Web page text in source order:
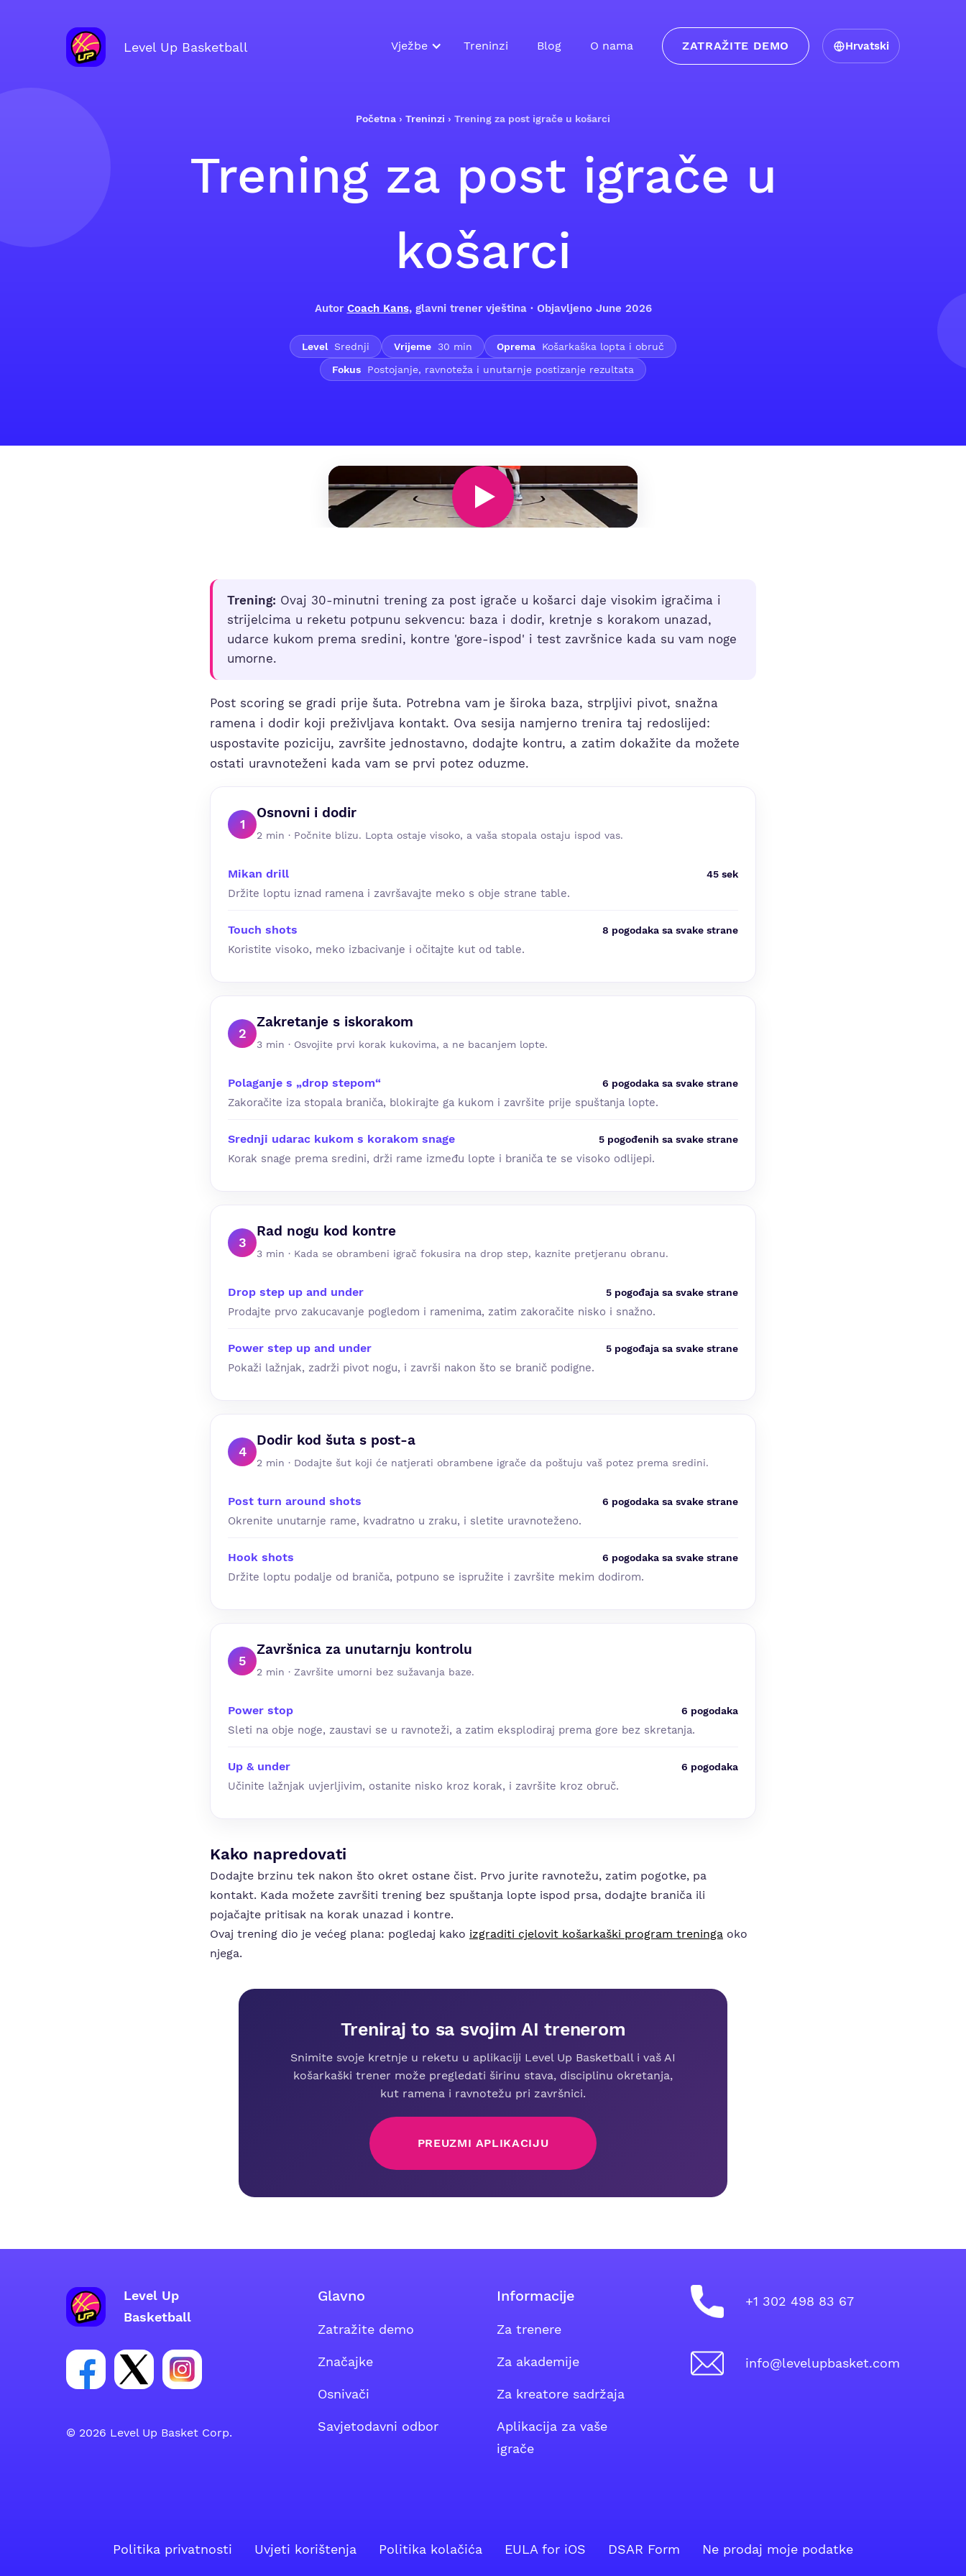
Level Up Basketball Vježbe Treninzi Blog O nama ZATRAŽITE DEMO Hrvatski
Početna › Treninzi › Trening za post igrače u košarci
Trening za post igrače u
košarci
Autor Coach Kans, glavni trener vještina · Objavljeno June 2026
Level Srednji Vrijeme 30 min Oprema
Košarkaška lopta i obruč
Fokus
Postojanje, ravnoteža i unutarnje postizanje rezultata
Trening: Ovaj 30-minutni trening za post igrače u košarci daje visokim igračima i
strijelcima u reketu potpunu sekvencu: baza i dodir, kretnje s korakom unazad,
udarce kukom prema sredini, kontre 'gore-ispod' i test završnice kada su vam noge
umorne.
Post scoring se gradi prije šuta. Potrebna vam je široka baza, strpljivi pivot, snažna
ramena i dodir koji preživljava kontakt. Ova sesija namjerno trenira taj redoslijed:
uspostavite poziciju, završite jednostavno, dodajte kontru, a zatim dokažite da možete
ostati uravnoteženi kada vam se prvi potez oduzme.
1
Osnovni i dodir
2 min · Počnite blizu. Lopta ostaje visoko, a vaša stopala ostaju ispod vas.
Mikan drill 45 sek
Držite loptu iznad ramena i završavajte meko s obje strane table.
Touch shots 8 pogodaka sa svake strane
Koristite visoko, meko izbacivanje i očitajte kut od table.
2
Zakretanje s iskorakom
3 min · Osvojite prvi korak kukovima, a ne bacanjem lopte.
Polaganje s „drop stepom“ 6 pogodaka sa svake strane
Zakoračite iza stopala braniča, blokirajte ga kukom i završite prije spuštanja lopte.
Srednji udarac kukom s korakom snage 5 pogođenih sa svake strane
Korak snage prema sredini, drži rame između lopte i braniča te se visoko odlijepi.
3
Rad nogu kod kontre
3 min · Kada se obrambeni igrač fokusira na drop step, kaznite pretjeranu obranu.
Drop step up and under 5 pogođaja sa svake strane
Prodajte prvo zakucavanje pogledom i ramenima, zatim zakoračite nisko i snažno.
Power step up and under 5 pogođaja sa svake strane
Pokaži lažnjak, zadrži pivot nogu, i završi nakon što se branič podigne.
4
Dodir kod šuta s post-a
2 min · Dodajte šut koji će natjerati obrambene igrače da poštuju vaš potez prema sredini.
Post turn around shots 6 pogodaka sa svake strane
Okrenite unutarnje rame, kvadratno u zraku, i sletite uravnoteženo.
Hook shots 6 pogodaka sa svake strane
Držite loptu podalje od braniča, potpuno se ispružite i završite mekim dodirom.
5
Završnica za unutarnju kontrolu
2 min · Završite umorni bez sužavanja baze.
Power stop 6 pogodaka
Sleti na obje noge, zaustavi se u ravnoteži, a zatim eksplodiraj prema gore bez skretanja.
Up & under 6 pogodaka
Učinite lažnjak uvjerljivim, ostanite nisko kroz korak, i završite kroz obruč.
Kako napredovati
Dodajte brzinu tek nakon što okret ostane čist. Prvo jurite ravnotežu, zatim pogotke, pa
kontakt. Kada možete završiti trening bez spuštanja lopte ispod prsa, dodajte braniča ili
pojačajte pritisak na korak unazad i kontre.
Ovaj trening dio je većeg plana: pogledaj kako izgraditi cjelovit košarkaški program treninga oko
njega.
Treniraj to sa svojim AI trenerom
Snimite svoje kretnje u reketu u aplikaciji Level Up Basketball i vaš AI
košarkaški trener može pregledati širinu stava, disciplinu okretanja,
kut ramena i ravnotežu pri završnici.
PREUZMI APLIKACIJU
Level Up
Basketball
Poveznica za Facebook grupu
Poveznica za Twitter grupu
Poveznica za Instagram grupu
© 2026 Level Up Basket Corp.
Glavno
Zatražite demo
Značajke
Osnivači
Savjetodavni odbor
Informacije
Za trenere
Za akademije
Za kreatore sadržaja
Aplikacija za vaše
igrače
+1 302 498 83 67
info@levelupbasket.com
Politika privatnosti Uvjeti korištenja Politika kolačića EULA for iOS DSAR Form Ne prodaj moje podatke